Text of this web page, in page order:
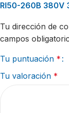
RI50-260B 380V
Tu dirección de
campos
Tu puntuación *
Tu valoración *